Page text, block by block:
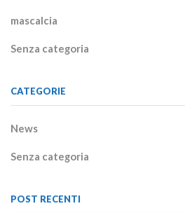
mascalcia
Senza categoria
CATEGORIE
News
Senza categoria
POST RECENTI